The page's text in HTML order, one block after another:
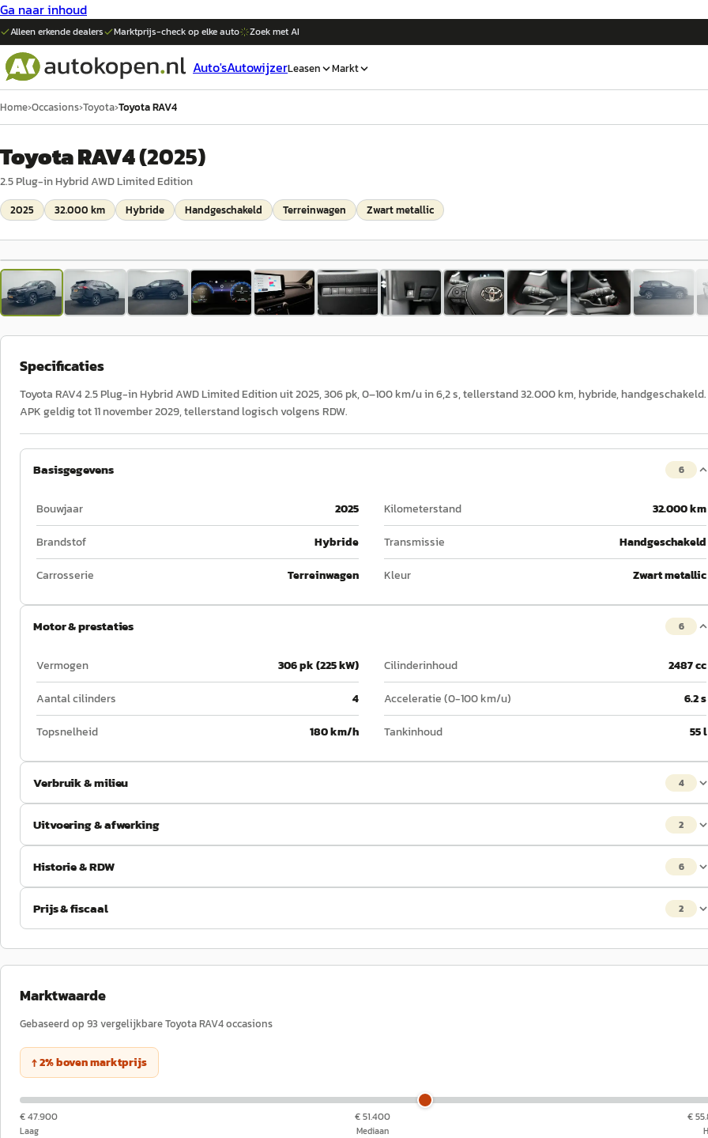
Ga naar inhoud
Alleen erkende dealers Marktprijs-check op elkeauto Zoek met AI
Auto'sAutowijzerLeasen Markt
Home›Occasions›Toyota›Toyota RAV4
Toyota RAV4(2025)
2.5 Plug-in Hybrid AWD Limited Edition
2025 32.000 km Hybride Handgeschakeld Terreinwagen Zwart metallic
1
Specificaties
Toyota RAV4 2.5 Plug-in Hybrid AWD Limited Edition uit 2025, 306 pk, 0–100 km/u in 6,2 s, tellerstand 32.000 km, hybride, handgeschakeld.
APK geldig tot 11 november 2029, tellerstand logisch volgens RDW.
Basisgegevens 6
Bouwjaar 2025 Kilometerstand
32.000 km
Brandstof
Hybride Transmissie
Handgeschakeld
Carrosserie
Terreinwagen Kleur Zwart metallic
Motor & prestaties 6
Vermogen 306 pk (225 kW) Cilinderinhoud
2487 cc
Aantal cilinders
4 Acceleratie (0-100 km/u)
6.2 s
Topsnelheid
180 km/h Tankinhoud 55 l
Verbruik & milieu 4
Uitvoering & afwerking 2
Historie & RDW 6
Prijs & fiscaal 2
Marktwaarde
Gebaseerd op 93 vergelijkbareToyotaRAV4occasions
↑2%bovenmarktprijs
€ 47.900
Laag
€ 51.400
Mediaan
€